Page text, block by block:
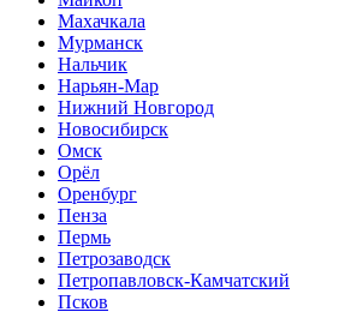
Махачкала
Мурманск
Нальчик
Нарьян-Мар
Нижний Новгород
Новосибирск
Омск
Орёл
Оренбург
Пенза
Пермь
Петрозаводск
Петропавловск-Камчатский
Псков